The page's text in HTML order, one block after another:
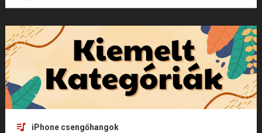
iPhone csengőhangok